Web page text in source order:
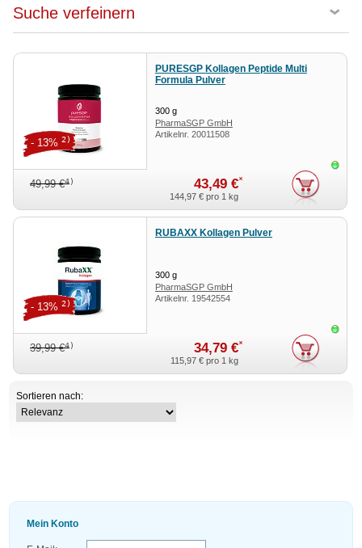
Suche verfeinern
PURESGP Kollagen Peptide Multi
Formula Pulver
300 g
PharmaSGP GmbH
Artikelnr. 20011508
49,99 €4) 43,49 €*
- 13%2)
144,97 €pro 1 kg
RUBAXX Kollagen Pulver
300 g
PharmaSGP GmbH
Artikelnr. 19542554
39,99 €4) 34,79 €*
- 13%2)
115,97 €pro 1 kg
Sortieren nach:
Mein Konto